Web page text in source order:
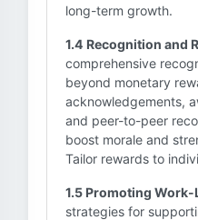
long-term growth.
1.4 Recognition and
comprehensive
beyond monetary
acknowledgements,
and peer-to-peer
boost morale and
Tailor rewards to
1.5 Promoting
strategies for